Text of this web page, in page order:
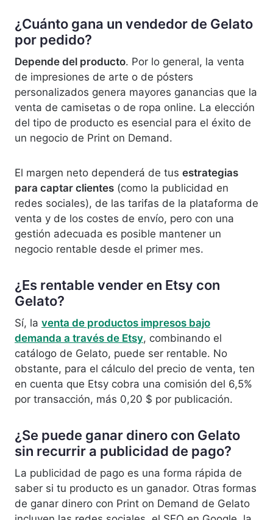
¿Cuánto gana un vendedor de Gelato
por pedido?
Depende del producto. Por lo general, la venta
de impresiones de arte o de pósters
personalizados genera mayores ganancias que la
venta de camisetas o de ropa online. La elección
del tipo de producto es esencial para el éxito de
un negocio de Print on Demand.
El margen neto dependerá de tus estrategias
para captar clientes (como la publicidad en
redes sociales), de las tarifas de la plataforma de
venta y de los costes de envío, pero con una
gestión adecuada es posible mantener un
negocio rentable desde el primer mes.
¿Es rentable vender en Etsy con
Gelato?
Sí, la venta de productos impresos bajo
demanda a través de Etsy, combinando el
catálogo de Gelato, puede ser rentable. No
obstante, para el cálculo del precio de venta, ten
en cuenta que Etsy cobra una comisión del 6,5%
por transacción, más 0,20 $ por publicación.
¿Se puede ganar dinero con Gelato
sin recurrir a publicidad de pago?
La publicidad de pago es una forma rápida de
saber si tu producto es un ganador. Otras formas
de ganar dinero con Print on Demand de Gelato